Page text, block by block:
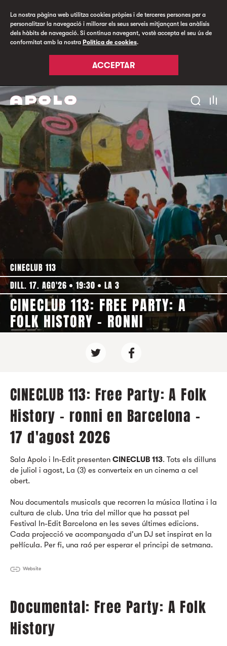
La nostra pàgina web utilitza cookies pròpies i de terceres persones per a
personalitzar la navegació i millorar els seus serveis mitjançant les anàlisis
dels hàbits de navegació. Si continua navegant, vostè accepta el seu ús de
conformitat amb la nostra Política de cookies.
ACCEPTAR
CINECLUB 113
DILL. 17. AGO'26
19:30 LA 3
CINECLUB 113: FREE PARTY: A
FOLK HISTORY - RONNI
CINECLUB 113: Free Party: A Folk
History - ronni en Barcelona -
17 d'agost 2026
Sala Apolo i In-Edit presenten CINECLUB 113. Tots els dilluns
de juliol i agost, La (3) es converteix en un cinema a cel
obert.
Nou documentals musicals que recorren la música llatina i la
cultura de club. Una tria del millor que ha passat pel
Festival In-Edit Barcelona en les seves últimes edicions.
Cada projecció ve acompanyada d'un DJ set inspirat en la
pel·lícula. Per fi, una raó per esperar el principi de setmana.
Website
Documental: Free Party: A Folk
History